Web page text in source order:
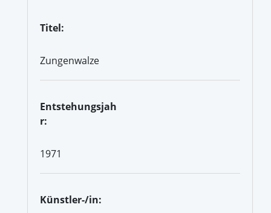
Titel:
Zungenwalze
Entstehungsjah
r:
1971
Künstler-/in: